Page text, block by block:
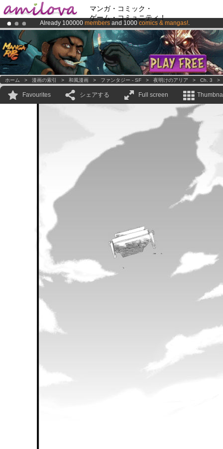
マンガ・コミック・
ゲーム・コミュニティ！
Already 100000 members and 1000 comics & mangas!.
Premium membership from3.95 eurosper month !Get membership
AmilovaKickstarter is now LIVE!.
ホーム > 漫画の索引 > 和風漫画 > ファンタジー - SF > 夜明けのアリア > Ch. 3
Favourites シェアする Full screen